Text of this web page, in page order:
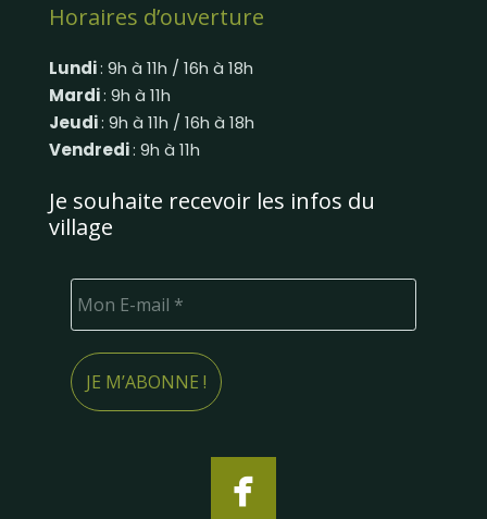
Horaires d’ouverture
Lundi: 9h à 11h / 16h à 18h
Mardi: 9h à 11h
Jeudi: 9h à 11h / 16h à 18h
Vendredi: 9h à 11h
Je souhaite recevoir les infos du
village